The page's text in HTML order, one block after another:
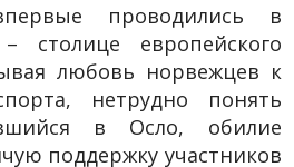
проводились в
столице европейского
любовь норвежцев к
нетрудно понять
в Осло, обилие
поддержку участников